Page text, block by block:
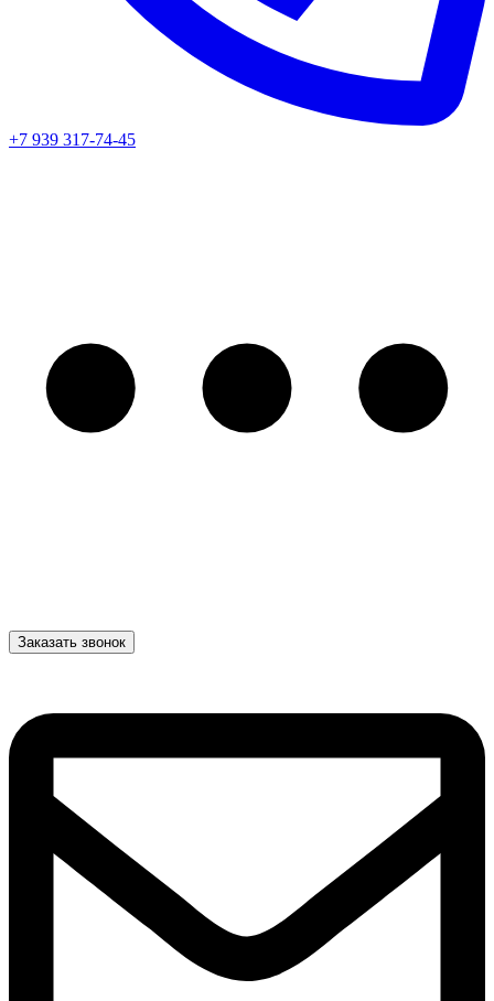
+7 939 317-74-45
Заказать звонок